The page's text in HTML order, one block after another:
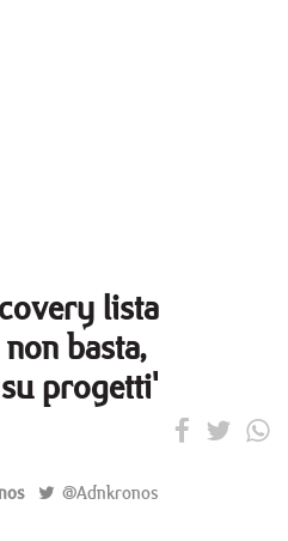
lista
basta,
progetti'
@Adnkronos